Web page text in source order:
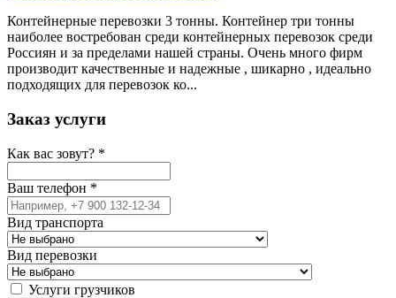
Контейнерные перевозки 3 тонны. Контейнер три тонны
наиболее востребован среди контейнерных перевозок среди
Россиян и за пределами нашей страны. Очень много фирм
производит качественные и надежные , шикарно , идеально
подходящих для перевозок ко...
Заказ услуги
Как вас зовут? *
Ваш телефон *
Вид транспорта
Вид перевозки
Услуги грузчиков